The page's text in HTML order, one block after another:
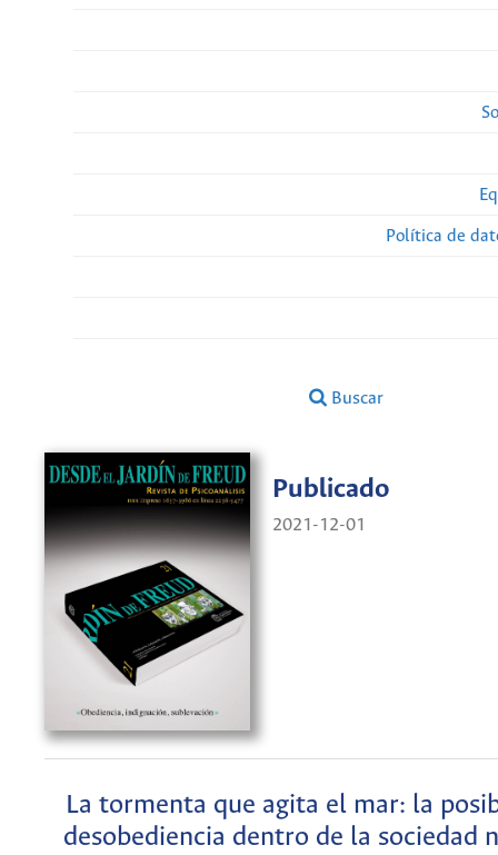
Política de
Buscar
Publicado
2021-12-01
La tormenta que agita el mar: la
desobediencia dentro de la sociedad